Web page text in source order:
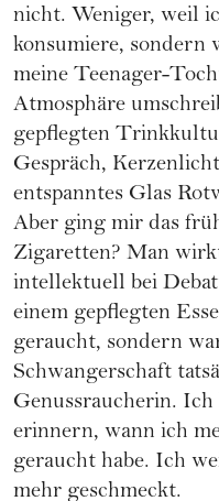
nicht. Weniger, weil
konsumiere, sondern
meine Teenager-
Atmosphäre
gepflegten
Gespräch,
entspanntes Glas
Aber ging mir das
Zigaretten? Man
intellektuell bei
einem gepflegten
geraucht, sondern
Schwangerschaft
Genussraucherin.
erinnern, wann ich
geraucht habe. Ich
mehr geschmeckt.